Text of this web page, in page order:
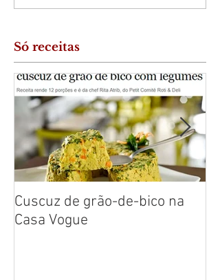
Só receitas
Cuscuz de grão-de-bico na
Casa Vogue